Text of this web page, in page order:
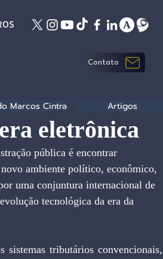
Contato
eletrônica
ambiente político, econômico,
uma conjuntura internacional de
tecnológica da era da
Marcos Cintra Artigos